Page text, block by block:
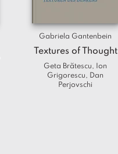
Gabriela Gantenbein
Textures of Thought
Geta Brătescu, Ion
Grigorescu, Dan
Perjovschi